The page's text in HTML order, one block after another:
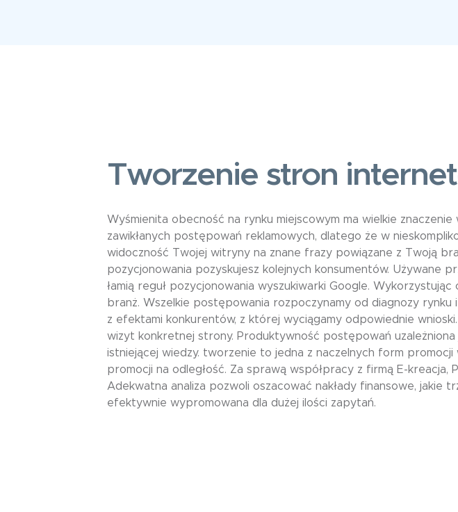
Tworzenie stron
Wyśmienita obecność na rynku miejscowym ma wielkie
zawikłanych postępowań reklamowych, dlatego że w
widoczność Twojej witryny na znane frazy powiązane z Twoją
pozycjonowania pozyskujesz kolejnych konsumentów.
łamią reguł pozycjonowania wyszukiwarki Google.
branż. Wszelkie postępowania rozpoczynamy od diagnozy
z efektami konkurentów, z której wyciągamy odpowiednie
wizyt konkretnej strony. Produktywność postępowań
istniejącej wiedzy. tworzenie to jedna z naczelnych form
promocji na odległość. Za sprawą współpracy z firmą E-kreacja,
Adekwatna analiza pozwoli oszacować nakłady finansowe,
efektywnie wypromowana dla dużej ilości zapytań.